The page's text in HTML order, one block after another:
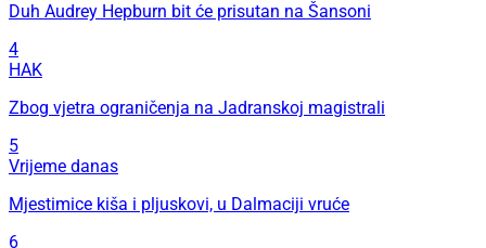
Duh Audrey Hepburn bit će prisutan na Šansoni
4
HAK
Zbog vjetra ograničenja na Jadranskoj magistrali
5
Vrijeme danas
Mjestimice kiša i pljuskovi, u Dalmaciji vruće
6